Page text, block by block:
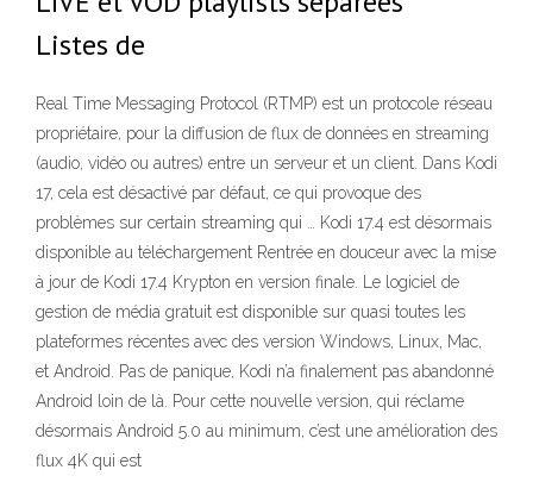
Listes de
Real Time Messaging Protocol (RTMP) est un protocole réseau
propriétaire, pour la diffusion de flux de données en streaming
(audio, vidéo ou autres) entre un serveur et un client. Dans Kodi
17, cela est désactivé par défaut, ce qui provoque des
problèmes sur certain streaming qui … Kodi 17.4 est désormais
disponible au téléchargement Rentrée en douceur avec la mise
à jour de Kodi 17.4 Krypton en version finale. Le logiciel de
gestion de média gratuit est disponible sur quasi toutes les
plateformes récentes avec des version Windows, Linux, Mac,
et Android. Pas de panique, Kodi n’a finalement pas abandonné
Android loin de là. Pour cette nouvelle version, qui réclame
désormais Android 5.0 au minimum, c’est une amélioration des
flux 4K qui est